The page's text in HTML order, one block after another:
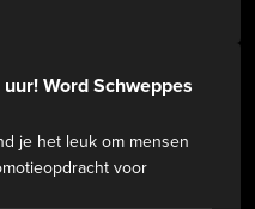
Word Schweppes
je het leuk om mensen
voor